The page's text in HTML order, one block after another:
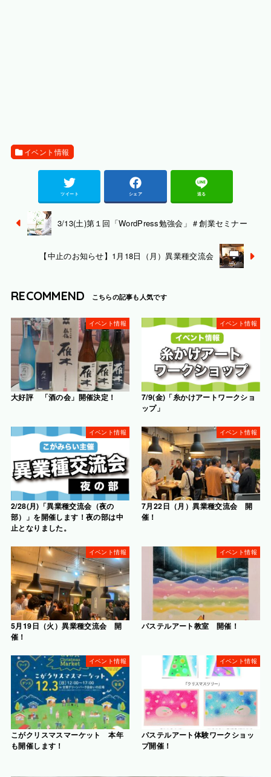
イベント情報
ツイート シェア 送る
3/13(土)第１回「WordPress勉強会」＃創業セミナー
【中止のお知らせ】1月18日（月）異業種交流会
RECOMMEND
イベント情報
大好評 「酒の会」開催決定！
イベント情報
7/9(金)「糸かけアートワークショ
ップ」
イベント情報
2/28(月)「異業種交流会（夜の
部）」を開催します！夜の部は中
止となりました。
イベント情報
7月22日（月）異業種交流会 開
催！
イベント情報
5月19日（火）異業種交流会 開
催！
イベント情報
パステルアート教室 開催！
イベント情報
こがクリスマスマーケット 本年
も開催します！
イベント情報
パステルアート体験ワークショッ
プ開催！